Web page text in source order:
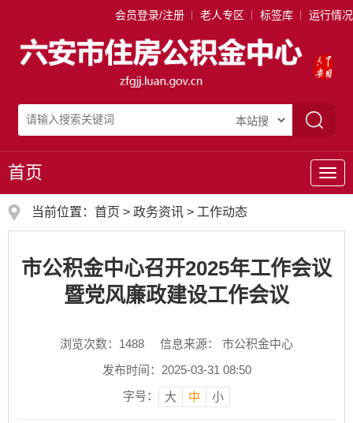
会员登录/注册 老人专区 标签库 运行情况
导
航
首页
当前位置： 首页 > 政务资讯 > 工作动态
市公积金中心召开2025年工作会议
暨党风廉政建设工作会议
浏览次数： 1488
信息来源： 市公积金中心
发布时间：2025-03-31 08:50
字号：
大 中 小